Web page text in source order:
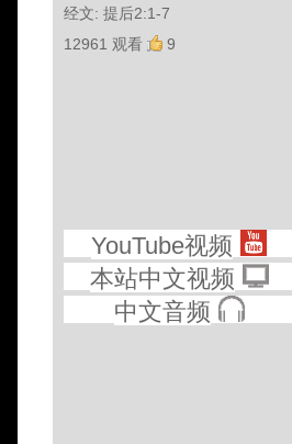
经文: 提后2:1-7
12961 观看
9
YouTube视频
本站中文视频
中文音频